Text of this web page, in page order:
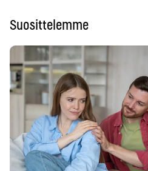
Suosittelemme